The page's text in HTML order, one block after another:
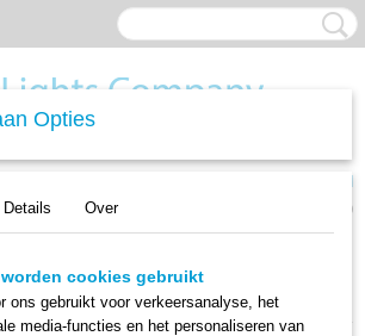
(0)
>Plafondlampen>Plafondlamp Bar 5L /
Opties
Details Over
cookies gebruikt
ons gebruikt voor verkeersanalyse, het
media-functies en het personaliseren van